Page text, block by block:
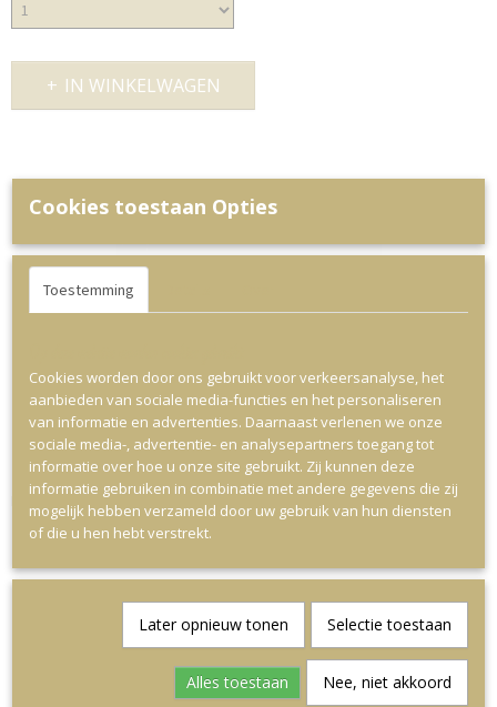
IN WINKELWAGEN
Ook interessant
Pez Diverse soorten
€ 3,95
Cookies toestaan Opties
Toestemming
Cookies worden door ons gebruikt voor verkeersanalyse, het
aanbieden van sociale media-functies en het personaliseren
van informatie en advertenties. Daarnaast verlenen we onze
sociale media-, advertentie- en analysepartners toegang tot
informatie over hoe u onze site gebruikt. Zij kunnen deze
informatie gebruiken in combinatie met andere gegevens die zij
mogelijk hebben verzameld door uw gebruik van hun diensten
of die u hen hebt verstrekt.
Later opnieuw tonen Selectie toestaan
Alles toestaan Nee, niet akkoord